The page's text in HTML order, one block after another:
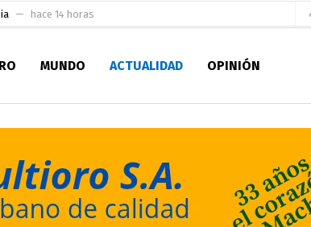
hace 14 horas
de Machala
hace 1 día
A del Fútbol Femenino Nacional 2026
y Lista 70 en Pichincha y varias provincias
2 días
hace 2 días
hace 12 horas
MUNDO ACTUALIDAD OPINIÓN